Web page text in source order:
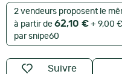
2 vendeurs proposent le
à partir de 62,10 € + 9,00 €
par snipe60
Suivre